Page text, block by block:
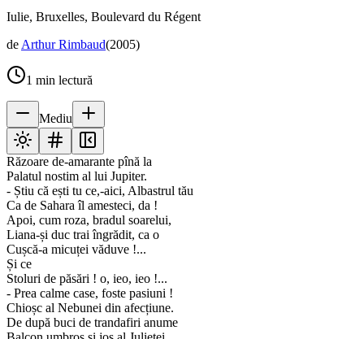
Iulie, Bruxelles, Boulevard du Régent
deArthur Rimbaud(2005)
1 min lectură
Mediu
Răzoare de-amarante pînă la
Palatul nostim al lui Jupiter.
- Știu că ești tu ce,-aici, Albastrul tău
Ca de Sahara îl amesteci, da !
Apoi, cum roza, bradul soarelui,
Liana-și duc trai îngrădit, ca o
Cușcă-a micuței văduve !...
Și ce
Stoluri de păsări ! o, ieo, ieo !...
- Prea calme case, foste pasiuni !
Chioșc al Nebunei din afecțiune.
De după buci de trandafiri anume